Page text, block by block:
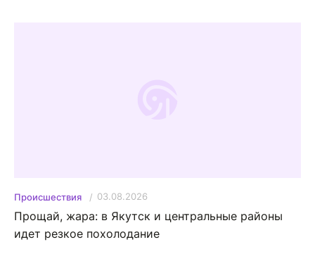
Происшествия 03.08.2026
Прощай, жара: в Якутск и центральные районы
идет резкое похолодание